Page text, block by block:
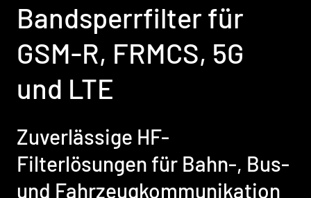
Bandsperrfilter für
GSM-R, FRMCS, 5G
und LTE
Zuverlässige HF-
Filterlösungen für Bahn-, Bus-
und Fahrzeugkommunikation